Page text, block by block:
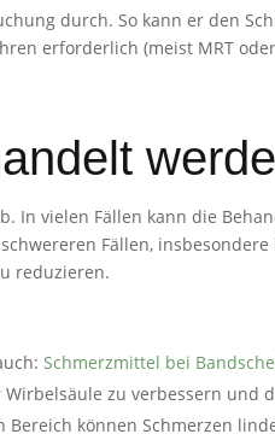
durch. So kann er den
erforderlich (meist MRT
In vielen Fällen kann die
Fällen,
reduzieren.
Schmerzmittel bei
zu verbessern und
können Schmerzen